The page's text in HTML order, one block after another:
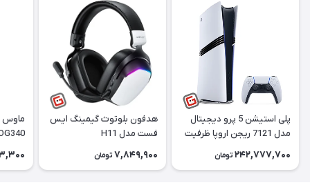
پلی استیشن 5 پرو دیجیتال
مدل 7121 ریجن اروپا ظرفیت
242,777,700 تومان
هدفون بلوتوث گیمینگ ایس
فست مدل H11
7,849,900 تومان
ماوس